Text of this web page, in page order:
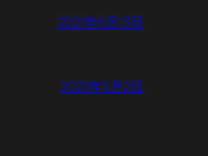
2021年6月13日
2020年5月2日